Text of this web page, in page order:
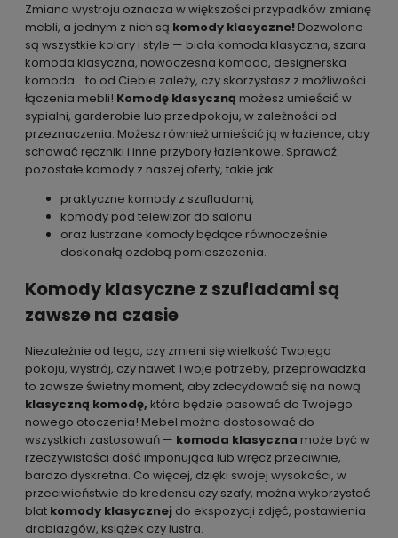
Zmiana wystroju oznacza w większości przypadków zmianę
mebli, a jednym z nich są komody klasyczne! Dozwolone
są wszystkie kolory i style — biała komoda klasyczna, szara
komoda klasyczna, nowoczesna komoda, designerska
komoda... to od Ciebie zależy, czy skorzystasz z możliwości
łączenia mebli! Komodę klasyczną możesz umieścić w
sypialni, garderobie lub przedpokoju, w zależności od
przeznaczenia. Możesz również umieścić ją w łazience, aby
schować ręczniki i inne przybory łazienkowe. Sprawdź
pozostałe komody z naszej oferty, takie jak:
praktyczne komody z szufladami,
komody pod telewizor do salonu
oraz lustrzane komody będące równocześnie
doskonałą ozdobą pomieszczenia.
Komody klasyczne z szufladami są
zawsze na czasie
Niezależnie od tego, czy zmieni się wielkość Twojego
pokoju, wystrój, czy nawet Twoje potrzeby, przeprowadzka
to zawsze świetny moment, aby zdecydować się na nową
klasyczną komodę, która będzie pasować do Twojego
nowego otoczenia! Mebel można dostosować do
wszystkich zastosowań — komoda klasyczna może być w
rzeczywistości dość imponująca lub wręcz przeciwnie,
bardzo dyskretna. Co więcej, dzięki swojej wysokości, w
przeciwieństwie do kredensu czy szafy, można wykorzystać
blat komody klasycznej do ekspozycji zdjęć, postawienia
drobiazgów, książek czy lustra.